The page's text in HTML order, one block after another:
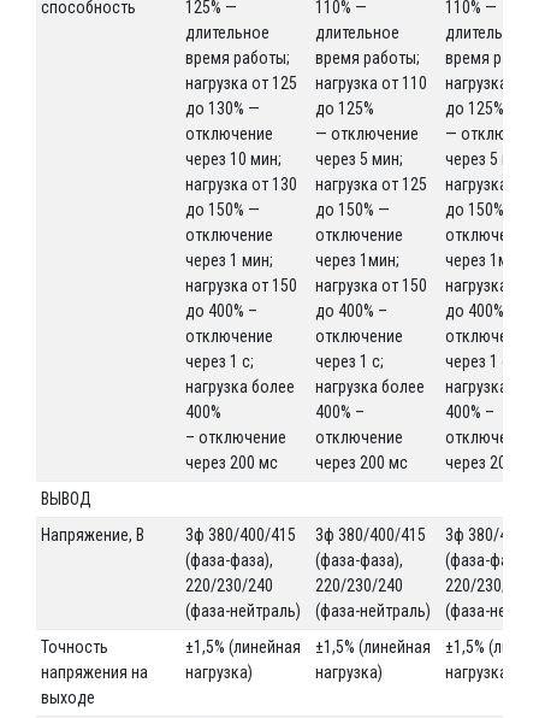
способность
125% —
длительное
время работы;
нагрузка от 125
до 130% —
отключение
через 10 мин;
нагрузка от 130
до 150% —
отключение
через 1 мин;
нагрузка от 150
до 400% –
отключение
через 1 с;
нагрузка более
400%
– отключение
через 200 мс
110% —
длительное
время работы;
нагрузка от 110
до 125%
— отключение
через 5 мин;
нагрузка от 125
до 150% —
отключение
через 1мин;
нагрузка от 150
до 400% –
отключение
через 1 с;
нагрузка более
400% –
отключение
через 200 мс
110% —
длительное
время
нагрузка от
до 125%
—
через 5 мин;
нагрузка от
до 150% —
отключение
через 1мин;
нагрузка от
до 400% –
отключение
через 1 с;
нагрузка
400% –
отключение
через 200 мс
ВЫВОД
Напряжение, В
3ф 380/400/415
(фаза-фаза),
220/230/240
(фаза-нейтраль)
3ф 380/400/415
(фаза-фаза),
220/230/240
(фаза-нейтраль)
3ф 380/400/
(фаза-фаза),
220/230/240
(фаза-
Точность
напряжения на
выходе
±1,5% (линейная
нагрузка)
±1,5% (линейная
нагрузка)
±1,5%
нагрузка)